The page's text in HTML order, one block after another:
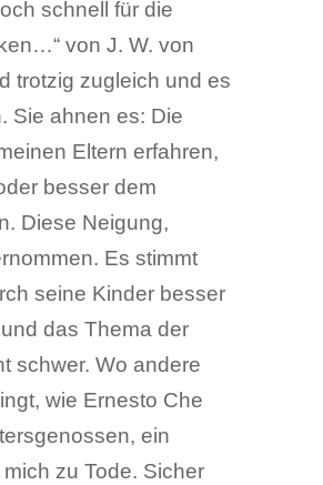
schnell für die
von J. W. von
trotzig zugleich und es
Sie ahnen es: Die
Eltern erfahren,
besser dem
Diese Neigung,
Es stimmt
seine Kinder besser
das Thema der
schwer. Wo andere
wie Ernesto Che
ein
zu Tode. Sicher